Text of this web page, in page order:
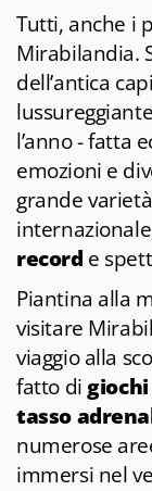
Tutti, anche i
Mirabilandia.
dell’antica
l’anno - fatta
emozioni e
grande
record e
Piantina alla
visitare
viaggio alla
fatto di
tasso
numerose
immersi nel